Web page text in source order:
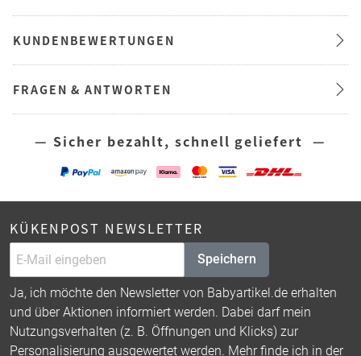
KUNDENBEWERTUNGEN
FRAGEN & ANTWORTEN
— Sicher bezahlt, schnell geliefert —
KÜKENPOST NEWSLETTER
Speichern
Ja, ich möchte den Newsletter von Babyartikel.de erhalten
und über Aktionen informiert werden. Dabei darf mein
Nutzungsverhalten (z. B. Öffnungen und Klicks) zur
Personalisierung ausgewertet werden. Mehr finde ich in der